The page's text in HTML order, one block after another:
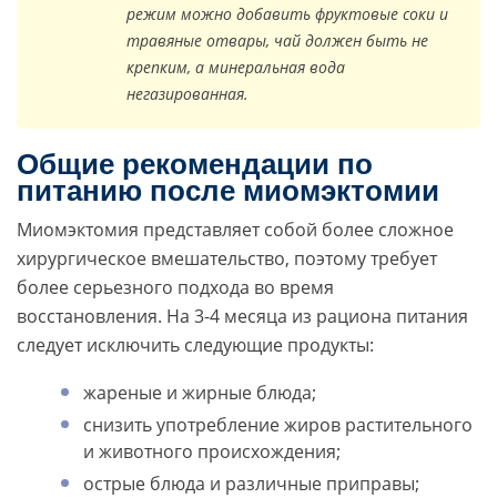
режим можно добавить фруктовые соки и
травяные отвары, чай должен быть не
крепким, а минеральная вода
негазированная.
Общие рекомендации по
питанию после миомэктомии
Миомэктомия представляет собой более сложное
хирургическое вмешательство, поэтому требует
более серьезного подхода во время
восстановления. На 3-4 месяца из рациона питания
следует исключить следующие продукты:
жареные и жирные блюда;
снизить употребление жиров растительного
и животного происхождения;
острые блюда и различные приправы;